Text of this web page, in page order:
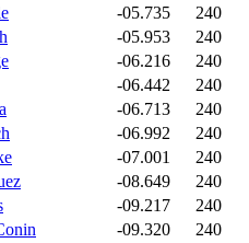
-05.735
240
-05.953
240
-06.216
240
-06.442
240
-06.713
240
-06.992
240
-07.001
240
-08.649
240
-09.217
240
-09.320
240